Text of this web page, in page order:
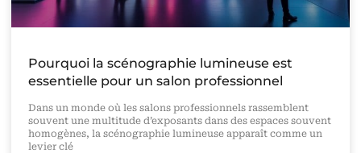
Pourquoi la scénographie lumineuse est
essentielle pour un salon professionnel
Dans un monde où les salons professionnels rassemblent
souvent une multitude d’exposants dans des espaces souvent
homogènes, la scénographie lumineuse apparaît comme un
levier clé